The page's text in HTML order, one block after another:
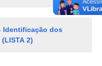
Identificação dos
2)